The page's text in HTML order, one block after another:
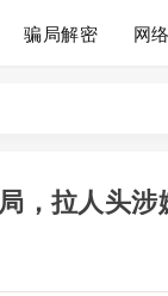
骗局解密 网
，拉人头涉